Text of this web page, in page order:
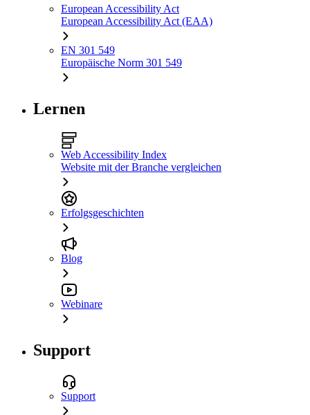
European Accessibility Act
European Accessibility Act (EAA)
EN 301 549
Europäische Norm 301 549
Lernen
Web Accessibility Index
Website mit der Branche vergleichen
Erfolgsgeschichten
Blog
Webinare
Support
Support